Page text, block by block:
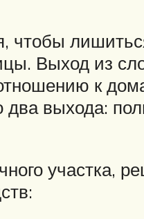
чтобы
Выход из
к
два выхода:
участка,